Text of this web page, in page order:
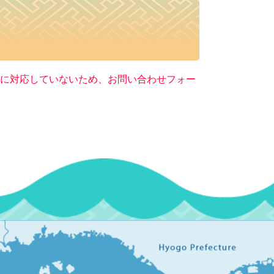
対応していないため、お問い合わせフォー